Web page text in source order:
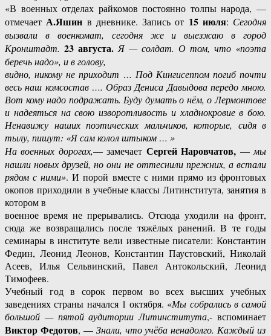
«В военных отделах райкомов постоянно толпы народа, —
отмечаетА.Яшин в дневнике. Запись от 15 июля: Сегодня
вызвали в военкомат, сегодня же и выезжаю в город
Кронштадт. 23 августа. Я — солдат. О том, что «поэта
беречь надо», и в голову,
видно, никому не приходит … Под Кингисеппом погиб почти
весь наш комсостав …. Образ Дениса Давыдова передо мною.
Вот кому надо подражать. Буду думать о нём, оЛермонтове
и надеяться на свою изворотливость и хладнокровие в бою.
Ненавижу наших поэтических мальчиков, которые, сидя в
тылу, пишут: «Я сам колол штыком … »
На военных дорогах,— замечает Сергей Наровчатов, —мы
нашли новых друзей, но они не оттеснили прежних, а встали
рядом с ними». И порой вместе с ними прямо из фронтовых
окопов приходили в учебные классы Литинститута, занятия в
котором в
военное время не прерывались. Отсюда уходили на фронт,
сюда же возвращались после тяжёлых ранений. В те годы
семинары в институте вели известные писатели: Константин
Федин, Леонид Леонов, Константин Паустовский, Николай
Асеев, Илья Сельвинский, Павел Антокольский, Леонид
Тимофеев.
Учебный год в сорок первом во всех высших учебных
заведениях страны начался 1 октября. «Мы собрались в самой
большой — пятой аудитории Литинститута,- вспоминает
Виктор Федотов, — Знали, что учёба ненадолго. Каждый из